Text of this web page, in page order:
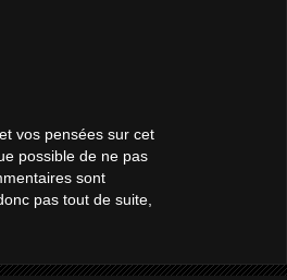
vos pensées sur cet
possible de ne pas
sont
pas tout de suite,